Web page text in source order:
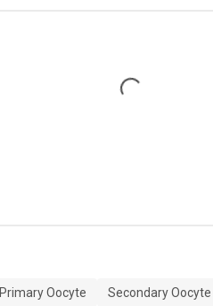
Loading...
Primary Oocyte Secondary Oocyte